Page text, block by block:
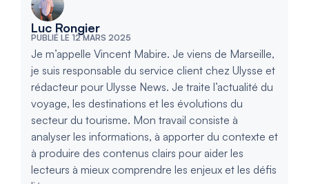
Luc Rongier
PUBLIÉ LE 12 MARS 2025
Je m’appelle Vincent Mabire. Je viens de Marseille,
je suis responsable du service client chez Ulysse et
rédacteur pour Ulysse News. Je traite l’actualité du
voyage, les destinations et les évolutions du
secteur du tourisme. Mon travail consiste à
analyser les informations, à apporter du contexte et
à produire des contenus clairs pour aider les
lecteurs à mieux comprendre les enjeux et les défis